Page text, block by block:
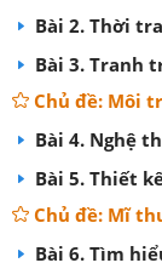
Bài 2. Thời
Bài 3. Tranh
Chủ đề: Môi
Bài 4. Nghệ
Bài 5. Thiết
Chủ đề: Mĩ
Bài 6. Tìm